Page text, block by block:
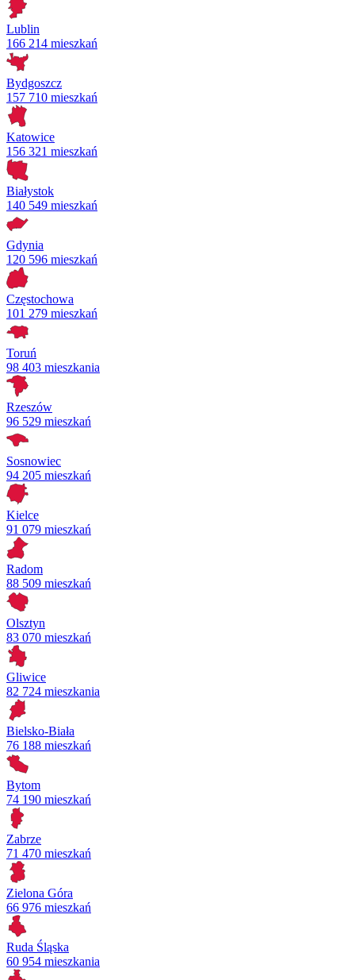
Lublin
166 214 mieszkań
Bydgoszcz
157 710 mieszkań
Katowice
156 321 mieszkań
Białystok
140 549 mieszkań
Gdynia
120 596 mieszkań
Częstochowa
101 279 mieszkań
Toruń
98 403 mieszkania
Rzeszów
96 529 mieszkań
Sosnowiec
94 205 mieszkań
Kielce
91 079 mieszkań
Radom
88 509 mieszkań
Olsztyn
83 070 mieszkań
Gliwice
82 724 mieszkania
Bielsko-Biała
76 188 mieszkań
Bytom
74 190 mieszkań
Zabrze
71 470 mieszkań
Zielona Góra
66 976 mieszkań
Ruda Śląska
60 954 mieszkania